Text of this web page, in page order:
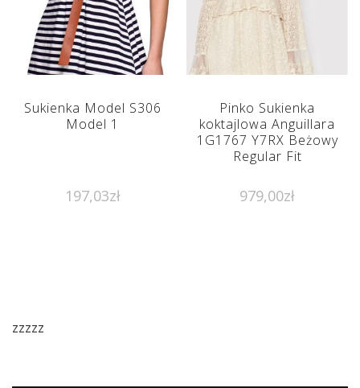
Sukienka Model S306
Model 1
197,03zł
Pinko Sukienka
koktajlowa Anguillara
1G1767 Y7RX Beżowy
Regular Fit
979,00zł
zzzzz